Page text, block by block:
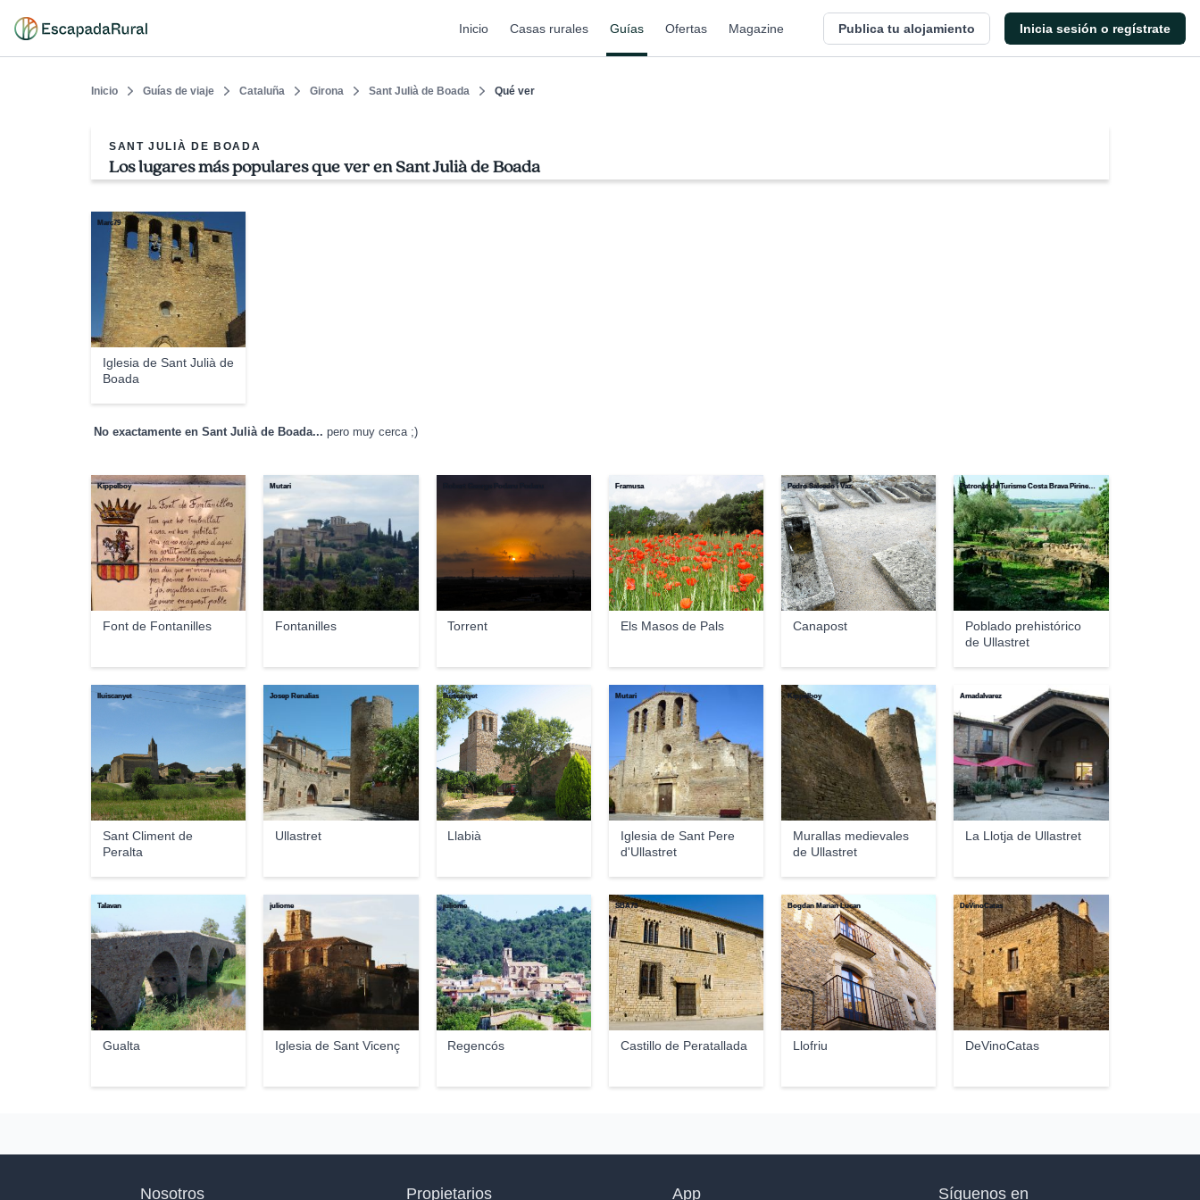
Inicio Casas rurales Guías Ofertas Magazine Publica tu alojamiento Inicia sesión o regístrate
Inicio Guías de viaje Cataluña Girona Sant Julià de Boada Qué ver
SANT JULIÀ DE BOADA
Los lugares más populares que ver en Sant Julià de Boada
Iglesia de Sant Julià de
Boada
Marc79
No exactamente en Sant Julià de Boada... pero muy cerca ;)
Font de Fontanilles
Kippelboy
Fontanilles
Mutari
Torrent
Robert George Podaru Podaru
Els Masos de Pals
Framusa
Canapost
Pedro Salcedo i Vaz
Poblado prehistórico
de Ullastret
Patronat de Turisme Costa Brava Pirineu de Girona
Sant Climent de
Peralta
lluiscanyet
Ullastret
Josep Renalias
Llabià
lluiscanyet
Iglesia de Sant Pere
d'Ullastret
Mutari
Murallas medievales
de Ullastret
Kippelboy
La Llotja de Ullastret
Amadalvarez
Gualta
Talavan
Iglesia de Sant Vicenç
juliome
Regencós
juliome
Castillo de Peratallada
SBA73
Llofriu
Bogdan Marian Lucan
DeVinoCatas
DeVinoCatas
Nosotros Propietarios App Síguenos en